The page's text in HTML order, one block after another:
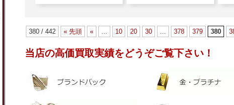
380 / 442 « 先頭 « ... 10 20 30 ... 378 379 380
当店の高価買取実績をどうぞご覧下さい！